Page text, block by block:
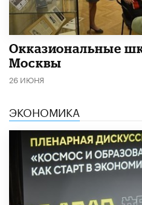
​Окказиональные
Москвы
26 ИЮНЯ
ЭКОНОМИКА